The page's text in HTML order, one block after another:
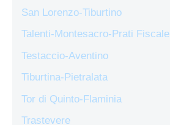
San Lorenzo-Tiburtino
Talenti-Montesacro-Prati Fiscale
Testaccio-Aventino
Tiburtina-Pietralata
Tor di Quinto-Flaminia
Trastevere